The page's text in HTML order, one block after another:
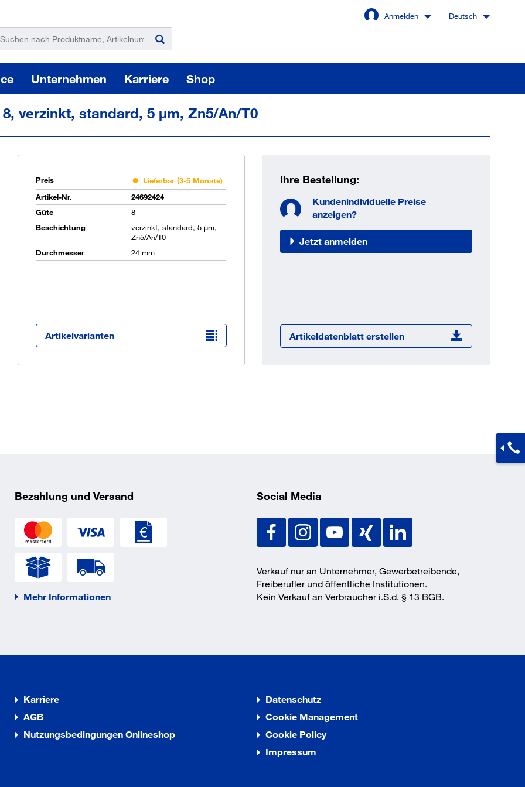
Anmelden
Angemeldet bleiben
Sie sind noch kein Kunde
OCI Schnittstelle zu lhrer
Warenwirtschaft
Deutsch
Unternehmen Karriere Shop
verzinkt, standard, 5 µm, Zn5/An/T0
Preis
Lieferbar (3-5 Monate)
Artikel-Nr.
24692424
Güte
8
Beschichtung
verzinkt, standard, 5 µm,
Zn5/An/T0
Durchmesser
24 mm
Artikelvarianten
Ihre Bestellung:
Kundenindividuelle Preise
anzeigen?
Jetzt anmelden
Artikeldatenblatt erstellen
Bezahlung und Versand
Mehr Informationen
Social Media
Verkauf nur an Unternehmer, Gewerbetreibende,
Freiberufler und öffentliche Institutionen.
Kein Verkauf an Verbraucher i.S.d. § 13 BGB.
Karriere
AGB
Nutzungsbedingungen Onlineshop
Datenschutz
Cookie Management
Cookie Policy
Impressum